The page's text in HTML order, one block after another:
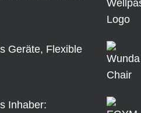
Geräte, Flexible
Inhaber: